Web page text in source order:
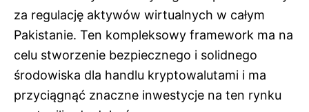
za regulację aktywów wirtualnych w całym
Pakistanie. Ten kompleksowy framework ma na
celu stworzenie bezpiecznego i solidnego
środowiska dla handlu kryptowalutami i ma
przyciągnąć znaczne inwestycje na ten rynku